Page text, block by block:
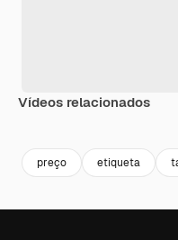
Vídeos relacionados
preço etiqueta